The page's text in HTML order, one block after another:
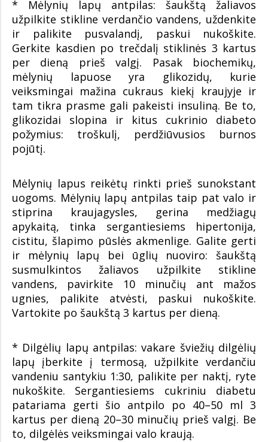
* Mėlynių lapų antpilas: šaukštą žaliavos
užpilkite stikline verdančio vandens, uždenkite
ir palikite pusvalandį, paskui nukoškite.
Gerkite kasdien po trečdalį stiklinės 3 kartus
per dieną prieš valgį. Pasak biochemikų,
mėlynių lapuose yra glikozidų, kurie
veiksmingai mažina cukraus kiekį kraujyje ir
tam tikra prasme gali pakeisti insuliną. Be to,
glikozidai slopina ir kitus cukrinio diabeto
požymius: troškulį, perdžiūvusios burnos
pojūtį.
Mėlynių lapus reikėtų rinkti prieš sunokstant
uogoms. Mėlynių lapų antpilas taip pat valo ir
stiprina kraujagysles, gerina medžiagų
apykaitą, tinka sergantiesiems hipertonija,
cistitu, šlapimo pūslės akmenlige. Galite gerti
ir mėlynių lapų bei ūglių nuoviro: šaukštą
susmulkintos žaliavos užpilkite stikline
vandens, pavirkite 10 minučių ant mažos
ugnies, palikite atvėsti, paskui nukoškite.
Vartokite po šaukštą 3 kartus per dieną.
* Dilgėlių lapų antpilas: vakare šviežių dilgėlių
lapų įberkite į termosą, užpilkite verdančiu
vandeniu santykiu 1:30, palikite per naktį, ryte
nukoškite. Sergantiesiems cukriniu diabetu
patariama gerti šio antpilo po 40–50 ml 3
kartus per dieną 20–30 minučių prieš valgį. Be
to, dilgėlės veiksmingai valo kraują.